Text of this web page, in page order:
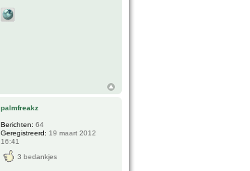
palmfreakz
Berichten: 64
Geregistreerd: 19 maart 2012
16:41
3 bedankjes